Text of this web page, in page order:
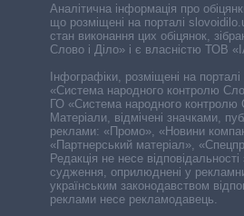
Аналітична інформація про
що розміщені на порталі
стан виконання цих обіцянок,
Слово і Діло» і є власністю ТОВ
Інфографіки, розміщені на
«Система народного контролю
ГО «Система народного контролю
Матеріали, відмічені значками,
реклами: «Промо», «Новини
«Партнерський матеріал»,
Редакція не несе
судження, оприлюднені у
українським законодавством
реклами несе рекламодавець.